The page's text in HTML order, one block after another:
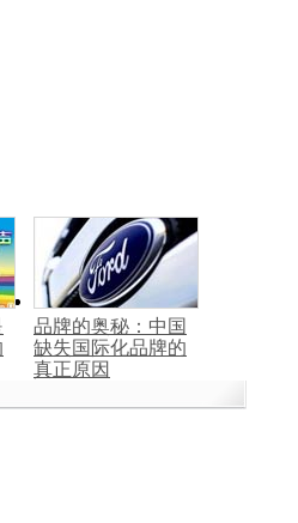
品牌的奥秘：中国
缺失国际化品牌的
真正原因